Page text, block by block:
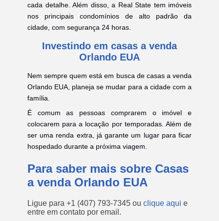
cada detalhe. Além disso, a Real State tem imóveis
nos principais condomínios de alto padrão da
cidade, com segurança 24 horas.
Investindo em casas a venda
Orlando EUA
Nem sempre quem está em busca de casas a venda
Orlando EUA, planeja se mudar para a cidade com a
família.
É comum as pessoas comprarem o imóvel e
colocarem para a locação por temporadas. Além de
ser uma renda extra, já garante um lugar para ficar
hospedado durante a próxima viagem.
Para saber mais sobre Casas
a venda Orlando EUA
Ligue para +1 (407) 793-7345 ou clique aqui e
entre em contato por email.